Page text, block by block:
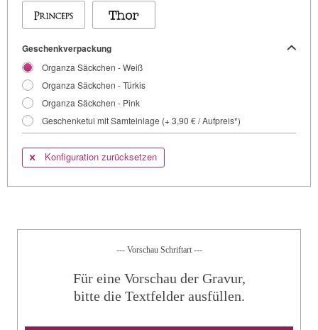
Geschenkverpackung
Organza Säckchen - Weiß
Organza Säckchen - Türkis
Organza Säckchen - Pink
Geschenketui mit Samteinlage (+ 3,90 € / Aufpreis*)
Konfiguration zurücksetzen
--- Vorschau Schriftart ---
Für eine Vorschau der Gravur,
bitte die Textfelder ausfüllen.